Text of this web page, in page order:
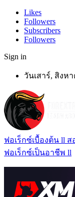
Likes
Followers
Subscribers
Followers
Sign in
วันเสาร์, สิงห
ฟอเร็กซ์เบื้องต้น ll ส
ฟอเร็กซ์เป็นอาชีพ ll